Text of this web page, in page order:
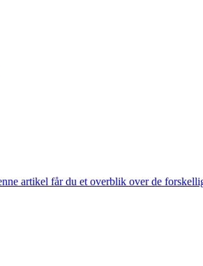
artikel får du et overblik over de